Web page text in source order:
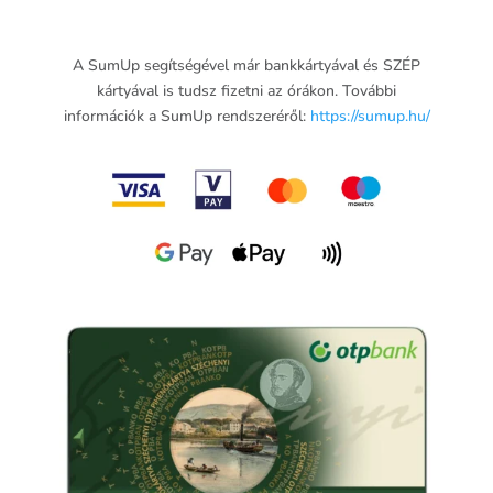
A SumUp segítségével már bankkártyával és SZÉP
kártyával is tudsz fizetni az órákon. További
információk a SumUp rendszeréről: https://sumup.hu/